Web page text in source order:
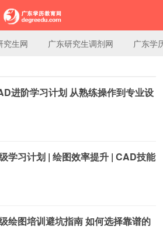
广东学历教育网
究生网 广东研究生调剂网 广东学
进阶学习计划 从熟练操作到专业设
学习计划 | 绘图效率提升 | CAD技能
绘图培训避坑指南 如何选择靠谱的